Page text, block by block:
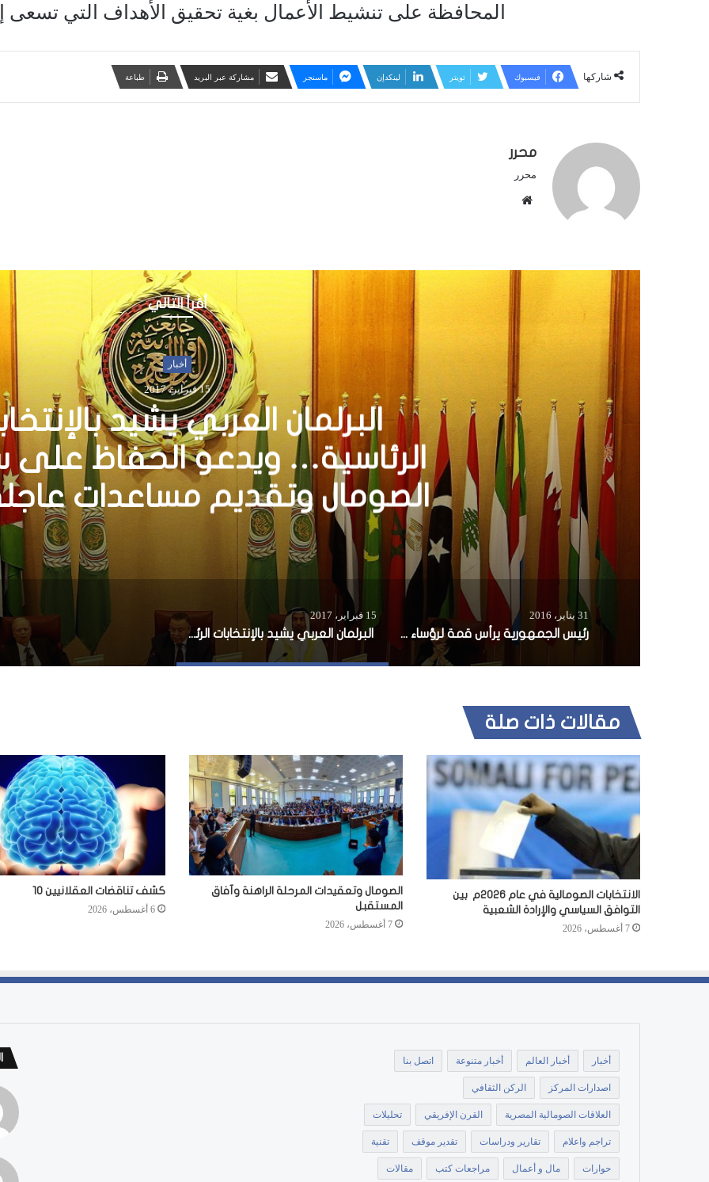
المحافظة على تنشيط الأعمال بغية تحقيق الأهداف التي تسعى
شاركها فيسبوك تويتر لينكدإن ماسنجر مشاركة عبر البريد طباعة
محرر
محرر
ا
ل
و
ي
ب
أقرأ التالي
أخبار
31 يناير، 2016
رئيس الجمهورية يرأس قمة
الدول في شرق أفريقيا
31 يناير، 2016
رئيس الجمهورية يرأس قمة لرؤساء الدول في شرق أفريقيا
15 فبراير، 2017
البرلمان العربي يشيد بالإنتخابات الرئاسية… ويدعو الحفاظ على سيادة الصومال وتقديم مساعدات عاجلة إلي المنكوبيين
مقالات ذات صلة
الانتخابات الصومالية في عام 2026م بين
التوافق السياسي والإرادة الشعبية
7 أغسطس، 2026
الصومال وتعقيدات المرحلة الراهنة وآفاق
المستقبل
7 أغسطس، 2026
كشف تناقضات العقلانيين 10
6 أغسطس، 2026
أخبار أخبار العالم أخبار متنوعة اتصل بنا
اصدارات المركز الركن الثقافي
العلاقات الصومالية المصرية القرن الإفريقي تحليلات
تراجم واعلام تقارير ودراسات تقدير موقف تقنية
حوارات مال و أعمال مراجعات كتب مقالات